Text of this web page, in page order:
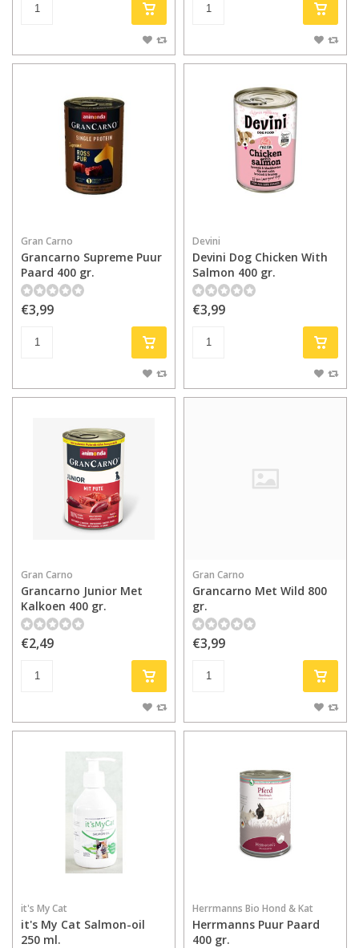
Gran Carno
Grancarno Supreme Puur
Paard 400 gr.
€3,99
Devini
Devini Dog Chicken With
Salmon 400 gr.
€3,99
Gran Carno
Grancarno Junior Met
Kalkoen 400 gr.
€2,49
Gran Carno
Grancarno Met Wild 800
gr.
€3,99
it's My Cat
it's My Cat Salmon-oil
250 ml.
Herrmanns Bio Hond & Kat
Herrmanns Puur Paard
400 gr.